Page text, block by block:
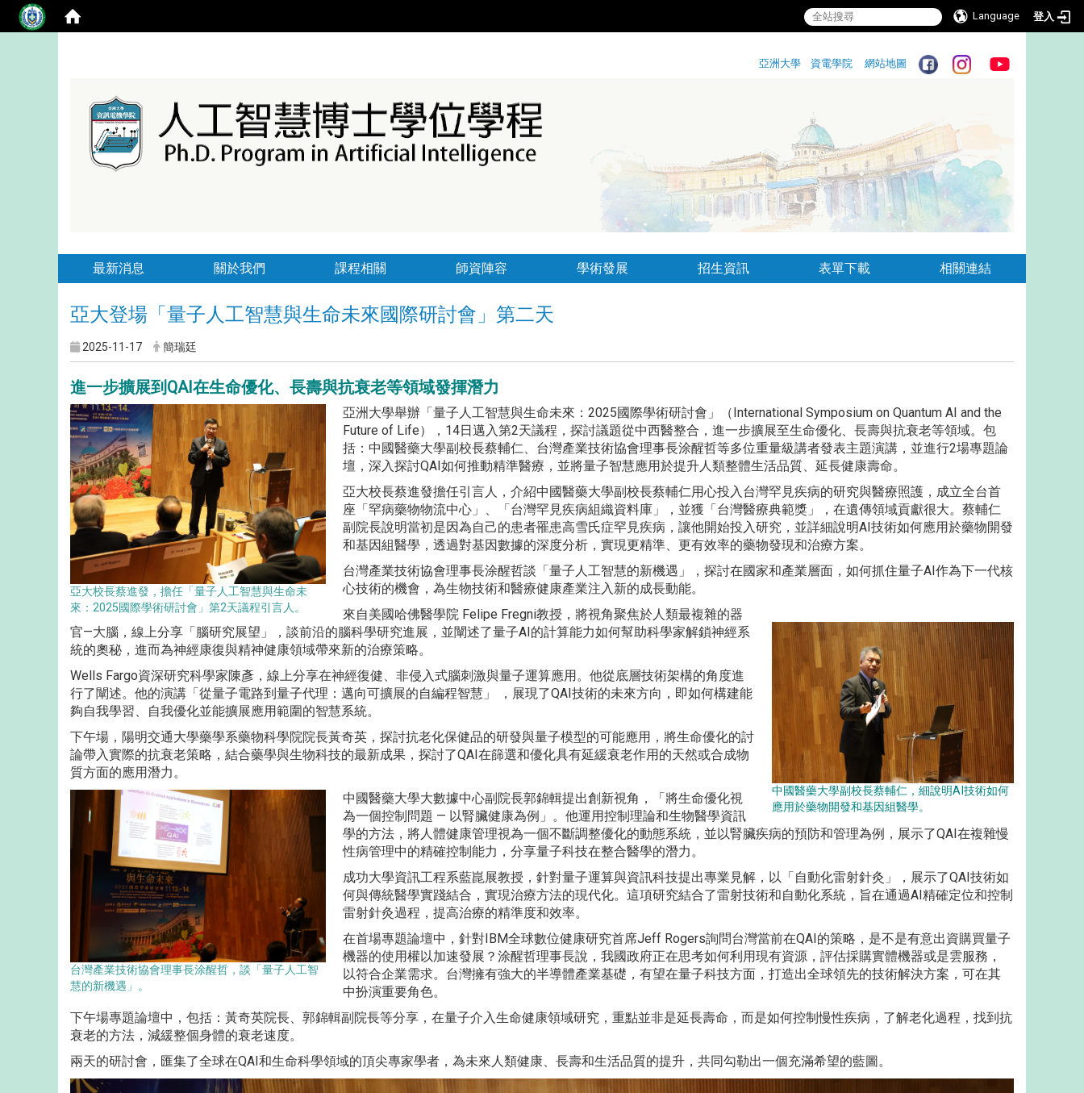
Language 登入
亞洲大學
資電學院 網站地圖
最新消息 關於我們 課程相關 師資陣容 學術發展 招生資訊 表單下載 相關連結
亞大登場「量子人工智慧與生命未來國際研討會」第二天
2025-11-17 簡瑞廷
進一步擴展到QAI在生命優化、長壽與抗衰老等領域發揮潛力
亞大校長蔡進發，擔任「量子人工智慧與生命未
來：2025國際學術研討會」第2天議程引言人。
亞洲大學舉辦「量子人工智慧與生命未來：2025國際學術研討會」（International Symposium on Quantum AI and the
Future of Life），14日邁入第2天議程，探討議題從中西醫整合，進一步擴展至生命優化、長壽與抗衰老等領域。包
括：中國醫藥大學副校長蔡輔仁、台灣產業技術協會理事長涂醒哲等多位重量級講者發表主題演講，並進行2場專題論
壇，深入探討QAI如何推動精準醫療，並將量子智慧應用於提升人類整體生活品質、延長健康壽命。
亞大校長蔡進發擔任引言人，介紹中國醫藥大學副校長蔡輔仁用心投入台灣罕見疾病的研究與醫療照護，成立全台首
座「罕病藥物物流中心」、「台灣罕見疾病組織資料庫」，並獲「台灣醫療典範獎」，在遺傳領域貢獻很大。蔡輔仁
副院長說明當初是因為自己的患者罹患高雪氏症罕見疾病，讓他開始投入研究，並詳細說明AI技術如何應用於藥物開發
和基因組醫學，透過對基因數據的深度分析，實現更精準、更有效率的藥物發現和治療方案。
台灣產業技術協會理事長涂醒哲談「量子人工智慧的新機遇」，探討在國家和產業層面，如何抓住量子AI作為下一代核
心技術的機會，為生物技術和醫療健康產業注入新的成長動能。
中國醫藥大學副校長蔡輔仁，細說明AI技術如何
應用於藥物開發和基因組醫學。
來自美國哈佛醫學院 Felipe Fregni教授，將視角聚焦於人類最複雜的器
官—大腦，線上分享「腦研究展望」，談前沿的腦科學研究進展，並闡述了量子AI的計算能力如何幫助科學家解鎖神經系
統的奧秘，進而為神經康復與精神健康領域帶來新的治療策略。
Wells Fargo資深研究科學家陳彥，線上分享在神經復健、非侵入式腦刺激與量子運算應用。他從底層技術架構的角度進
行了闡述。他的演講「從量子電路到量子代理：邁向可擴展的自編程智慧」 ，展現了QAI技術的未來方向，即如何構建能
夠自我學習、自我優化並能擴展應用範圍的智慧系統。
下午場，陽明交通大學藥學系藥物科學院院長黃奇英，探討抗老化保健品的研發與量子模型的可能應用，將生命優化的討
論帶入實際的抗衰老策略，結合藥學與生物科技的最新成果，探討了QAI在篩選和優化具有延緩衰老作用的天然或合成物
質方面的應用潛力。
台灣產業技術協會理事長涂醒哲，談「量子人工智
慧的新機遇」。
中國醫藥大學大數據中心副院長郭錦輯提出創新視角，「將生命優化視
為一個控制問題 — 以腎臟健康為例」。他運用控制理論和生物醫學資訊
學的方法，將人體健康管理視為一個不斷調整優化的動態系統，並以腎臟疾病的預防和管理為例，展示了QAI在複雜慢
性病管理中的精確控制能力，分享量子科技在整合醫學的潛力。
成功大學資訊工程系藍崑展教授，針對量子運算與資訊科技提出專業見解，以「自動化雷射針灸」，展示了QAI技術如
何與傳統醫學實踐結合，實現治療方法的現代化。這項研究結合了雷射技術和自動化系統，旨在通過AI精確定位和控制
雷射針灸過程，提高治療的精準度和效率。
在首場專題論壇中，針對IBM全球數位健康研究首席Jeff Rogers詢問台灣當前在QAI的策略，是不是有意出資購買量子
機器的使用權以加速發展？涂醒哲理事長說，我國政府正在思考如何利用現有資源，評估採購實體機器或是雲服務，
以符合企業需求。台灣擁有強大的半導體產業基礎，有望在量子科技方面，打造出全球領先的技術解決方案，可在其
中扮演重要角色。
下午場專題論壇中，包括：黃奇英院長、郭錦輯副院長等分享，在量子介入生命健康領域研究，重點並非是延長壽命，而是如何控制慢性疾病，了解老化過程，找到抗
衰老的方法，減緩整個身體的衰老速度。
兩天的研討會，匯集了全球在QAI和生命科學領域的頂尖專家學者，為未來人類健康、長壽和生活品質的提升，共同勾勒出一個充滿希望的藍圖。